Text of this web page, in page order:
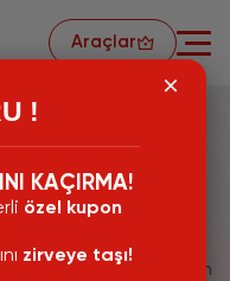
Araçlar
İçin Buradan
!
KAÇIRMA!
özel kupon
zirveye taşı!